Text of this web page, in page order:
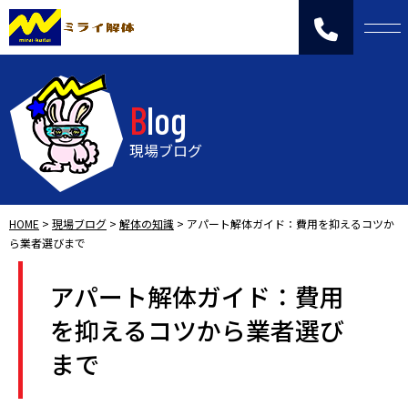
Blog
現場ブログ
HOME > 現場ブログ > 解体の知識 > アパート解体ガイド：費用を抑えるコツか
ら業者選びまで
アパート解体ガイド：費用
を抑えるコツから業者選び
まで